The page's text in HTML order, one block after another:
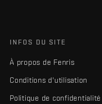
INFOS DU SITE
À propos de Fenris
Conditions d'utilisation
Politique de confidentialité